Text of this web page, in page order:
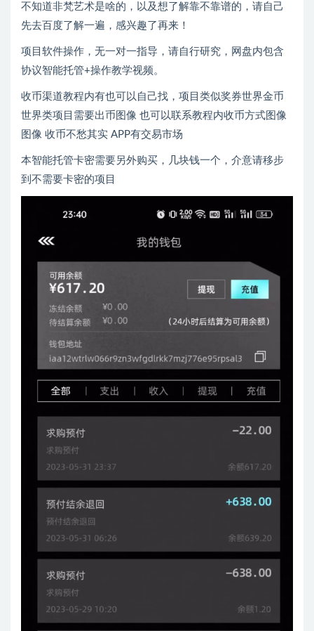
不知道非梵艺术是啥的，以及想了解靠不靠谱的，请自己
先去百度了解一遍，感兴趣了再来！
项目软件操作，无一对一指导，请自行研究，网盘内包含
协议智能托管+操作教学视频。
收币渠道教程内有也可以自己找，项目类似奖券世界金币
世界类项目需要出币图像 也可以联系教程内收币方式图像
图像 收币不愁其实 APP有交易市场
本智能托管卡密需要另外购买，几块钱一个，介意请移步
到不需要卡密的项目